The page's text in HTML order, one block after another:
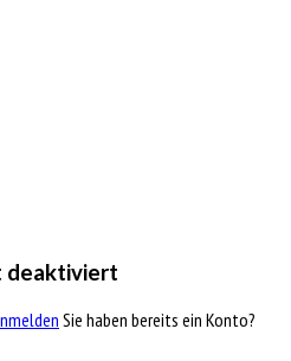
deaktiviert
Sie haben bereits ein Konto?